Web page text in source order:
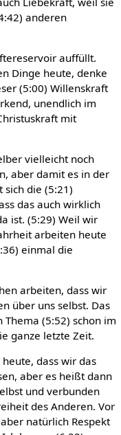
anderen
auffüllt.
Dinge heute, denke
(5:00) Willenskraft
unendlich im
mit
vielleicht noch
aber damit es in der
die (5:21)
das auch wirklich
ist. (5:29) Weil wir
arbeiten heute
einmal die
arbeiten, dass wir
über uns selbst. Das
Thema (5:52) schon im
ganze letzte Zeit.
dass wir das
aber es heißt dann
und verbunden
des Anderen. Vor
natürlich Respekt